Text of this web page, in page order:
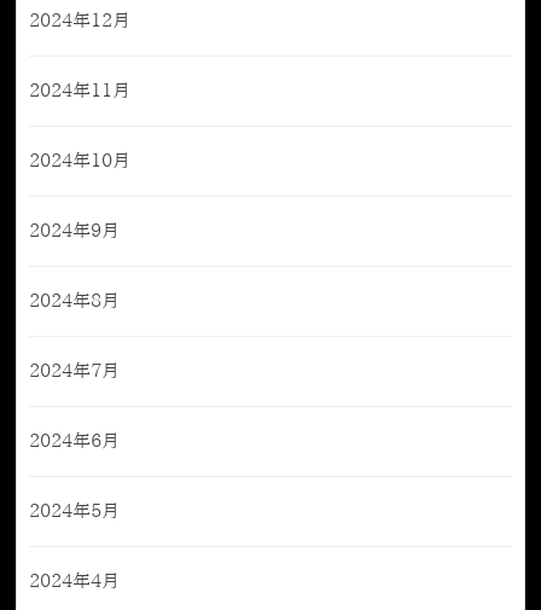
2024年12月
2024年11月
2024年10月
2024年9月
2024年8月
2024年7月
2024年6月
2024年5月
2024年4月